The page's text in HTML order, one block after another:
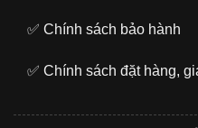
✅ Chính sách bảo hành
✅ Chính sách đặt hàng,